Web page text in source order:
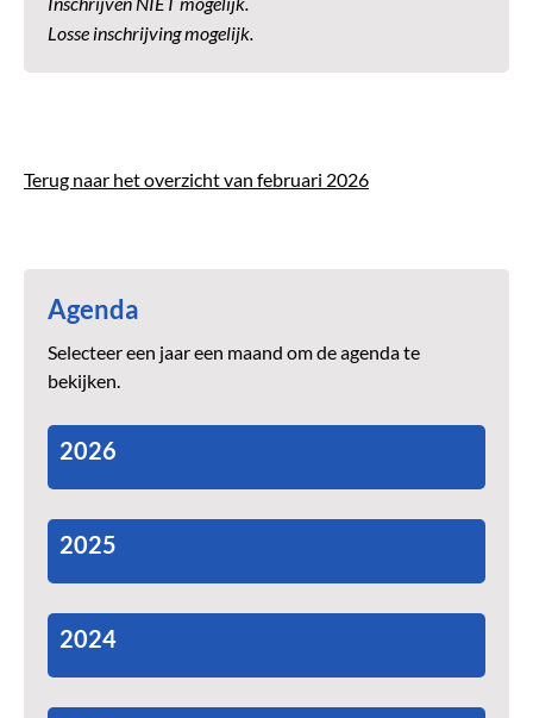
Losse inschrijving mogelijk.
Terug naar het overzicht van februari 2026
Agenda
Selecteer een jaar een maand om de agenda te
bekijken.
2026
2025
2024